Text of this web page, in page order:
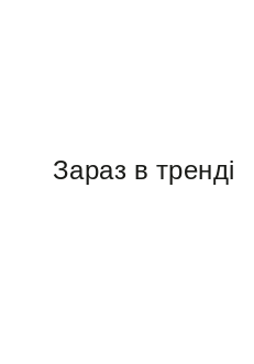
Semi
Зараз в тренді